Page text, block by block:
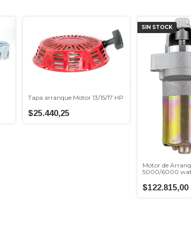
Tapa arranque Motor 13/15/17 HP
$25.440,25
SIN STOCK
Motor de
5000/6000
$122.815,00